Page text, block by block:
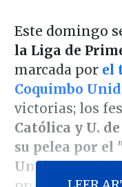
Este domingo
la Liga de
marcada por el
Coquimbo
victorias; los
Católica y U.
su pelea por el
Unión